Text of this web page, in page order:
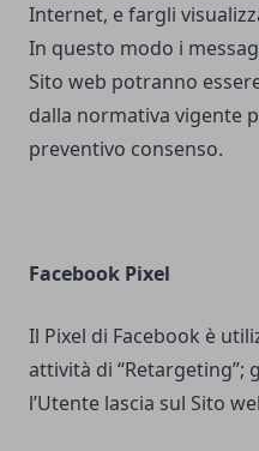
Internet, e fargli
In questo modo i
Sito web potranno
dalla normativa vigente
preventivo consenso.
Facebook Pixel
Il Pixel di Facebook è
attività di “Retargeting”;
l’Utente lascia sul Sito